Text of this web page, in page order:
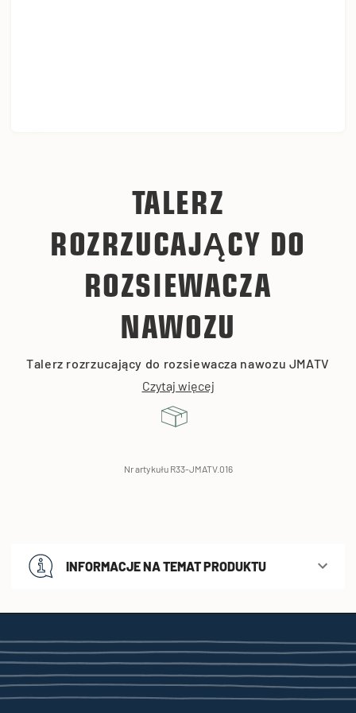
TALERZ
ROZRZUCAJĄCY DO
ROZSIEWACZA
NAWOZU
Talerz rozrzucający do rozsiewacza nawozu JMATV
Czytaj więcej
Nr artykułu R33-JMATV.016
INFORMACJE NA TEMAT PRODUKTU